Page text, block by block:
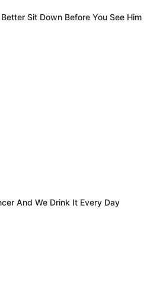
Sit Down Before You See Him
And We Drink It Every Day